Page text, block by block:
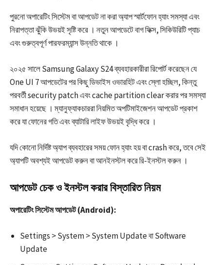
পুরনো অপারেটিং সিস্টেম বা আপডেট না করা অ্যাপ স্মার্টফোন হ্যাং সমস্যা এবং
নিরাপত্তা ঝুঁকি উভয়ই সৃষ্টি করে । নতুন আপডেটে বাগ ফিক্স, সিকিউরিটি প্যাচ
এবং গুরুত্বপূর্ণ পারফরম্যান্স উন্নতি থাকে ।​
২০২৫ সালে Samsung Galaxy S24 ব্যবহারকারীরা রিপোর্ট করেছেন যে
One UI 7 আপডেটের পর কিছু ডিভাইস ওভারহিট এবং স্লো হচ্ছিল, কিন্তু
পরবর্তী security patch এবং cache partition clear করার পর সমস্যা
সমাধান হয়েছে । ম্যানুফ্যাকচাররা নিয়মিত অপটিমাইজেশন আপডেট প্রকাশ
করে যা ফোনের গতি এবং ব্যাটারি লাইফ উভয়ই বৃদ্ধি করে ।​
যদি কোনো নির্দিষ্ট অ্যাপ ব্যবহারের সময় ফোন হ্যাং হয় বা crash করে, তবে সেই
অ্যাপটি অবশ্যই আপডেট করুন বা আনইনস্টল করে রি-ইনস্টল করুন ।​
আপডেট চেক ও ইনস্টল করার বিস্তারিত নিয়ম
অপারেটিং সিস্টেম আপডেট (Android):
Settings > System > System Update বা Software
Update